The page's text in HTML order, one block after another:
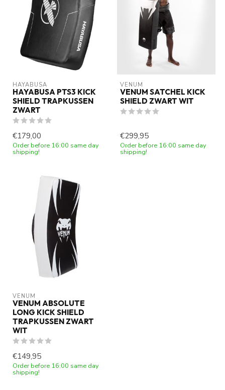
HAYABUSA
HAYABUSA PTS3 KICK
SHIELD TRAPKUSSEN
ZWART
€179,00
Order before 16:00 same day
shipping!
VENUM
VENUM SATCHEL KICK
SHIELD ZWART WIT
€299,95
Order before 16:00 same day
shipping!
VENUM
VENUM ABSOLUTE
LONG KICK SHIELD
TRAPKUSSEN ZWART
WIT
€149,95
Order before 16:00 same day
shipping!